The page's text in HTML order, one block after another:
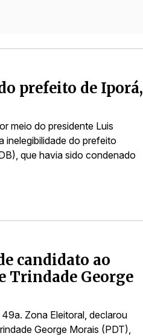
prefeito de Iporá,
meio do presidente Luis
inelegibilidade do prefeito
que havia sido condenado
candidato ao
Trindade George
Zona Eleitoral, declarou
George Morais (PDT),